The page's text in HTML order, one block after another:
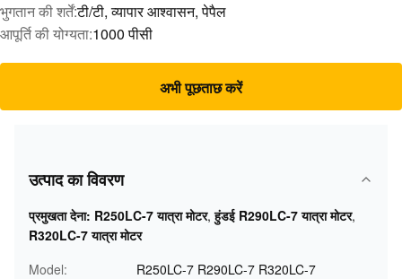
भुगतान की शर्तें:टी/टी, व्यापार आश्वासन, पेपैल
आपूर्ति की योग्यता:1000 पीसी
अभी पूछताछ करें
उत्पाद का विवरण
प्रमुखता देना: R250LC-7 यात्रा मोटर,हुंडई R290LC-7 यात्रा मोटर,
R320LC-7 यात्रा मोटर
Model:
R250LC-7 R290LC-7 R320LC-7